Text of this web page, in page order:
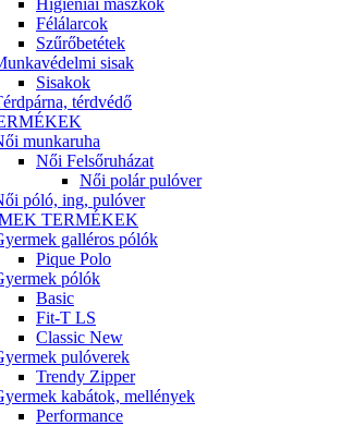
Higiéniai maszkok
Félálarcok
Szűrőbetétek
sisak
Sisakok
térdvédő
munkaruha
Női Felsőruházat
Női polár pulóver
póló, ing, pulóver
TERMÉKEK
galléros pólók
Pique Polo
pólók
Basic
Fit-T LS
Classic New
pulóverek
Trendy Zipper
kabátok, mellények
Performance